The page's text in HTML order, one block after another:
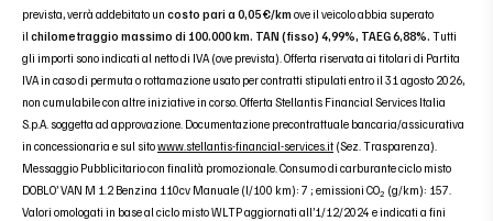
prevista, verrà addebitato un costo pari a 0,05 €/km ove il veicolo abbia superato
il chilometraggio massimo di 100.000 km. TAN (fisso) 4,99%, TAEG 6,88%. Tutti
gli importi sono indicati al netto di IVA (ove prevista). Offerta riservata ai titolari di Partita
IVA in caso di permuta o rottamazione usato per contratti stipulati entro il 31 agosto 2026,
non cumulabile con altre iniziative in corso. Offerta Stellantis Financial Services Italia
S.p.A. soggetta ad approvazione. Documentazione precontrattuale bancaria/assicurativa
in concessionaria e sul sitowww.stellantis-financial-services.it (Sez. Trasparenza).
Messaggio Pubblicitario con finalità promozionale. Consumo di carburante ciclo misto
DOBLO’ VAN M 1.2 Benzina 110cv Manuale (l/100 km): 7 ; emissioni CO2 (g/km): 157.
Valori omologati in base al ciclo misto WLTP aggiornati all’1/12/2024 e indicati a fini